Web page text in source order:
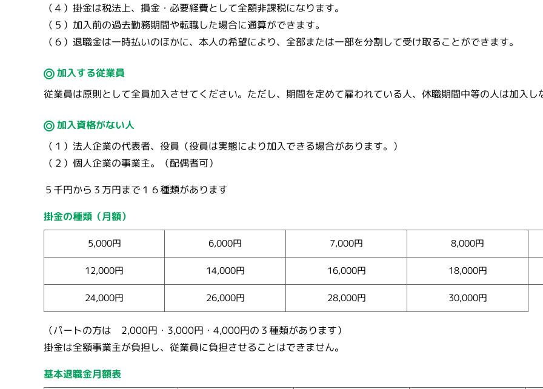
（４）掛金は税法上、損金・必要経費として全額非課税になります。
（５）加入前の過去勤務期間や転職した場合に通算ができます。
（６）退職金は一時払いのほかに、本人の希望により、全部または一部を分割して受け取ることができます。
加入する従業員
従業員は原則として全員加入させてください。ただし、期間を定めて雇われている人、休職期間中等の人は加入し
加入資格がない人
（１）法人企業の代表者、役員（役員は実態により加入できる場合があります。）
（２）個人企業の事業主。（配偶者可）
５千円から３万円まで１６種類があります
掛金の種類（月額）
5,000円 6,000円 7,000円 8,000円
12,000円 14,000円 16,000円 18,000円
24,000円 26,000円 28,000円 30,000円
（パートの方は 2,000円・3,000円・4,000円の３種類があります）
掛金は全額事業主が負担し、従業員に負担させることはできません。
基本退職金月額表